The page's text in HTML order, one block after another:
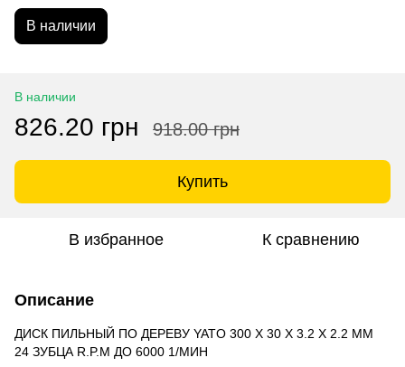
В наличии
В наличии
826.20 грн 918.00 грн
Купить
В избранное К сравнению
Описание
ДИСК ПИЛЬНЫЙ ПО ДЕРЕВУ YATO 300 Х 30 X 3.2 X 2.2 ММ
24 ЗУБЦА R.P.M ДО 6000 1/МИН